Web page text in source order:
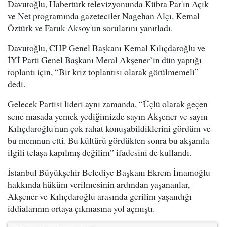
Davutoğlu, Habertürk televizyonunda Kübra Par'ın Açık
ve Net programında gazeteciler Nagehan Alçı, Kemal
Öztürk ve Faruk Aksoy'un sorularını yanıtladı.
Davutoğlu, CHP Genel Başkanı Kemal Kılıçdaroğlu ve
İYİ Parti Genel Başkanı Meral Akşener’in dün yaptığı
toplantı için, “Bir kriz toplantısı olarak görülmemeli”
dedi.
Gelecek Partisi lideri aynı zamanda, “Üçlü olarak geçen
sene masada yemek yediğimizde sayın Akşener ve sayın
Kılıçdaroğlu'nun çok rahat konuşabildiklerini gördüm ve
bu memnun etti. Bu kültürü gördükten sonra bu akşamla
ilgili telaşa kapılmış değilim” ifadesini de kullandı.
İstanbul Büyükşehir Belediye Başkanı Ekrem İmamoğlu
hakkında hüküm verilmesinin ardından yaşananlar,
Akşener ve Kılıçdaroğlu arasında gerilim yaşandığı
iddialarının ortaya çıkmasına yol açmıştı.